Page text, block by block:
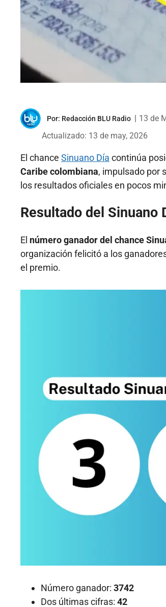
Por: Redacción BLU Radio
13 de
Actualizado: 13 de may, 2026
El chance Sinuano Día continúa
Caribe colombiana, impulsado por
los resultados oficiales en pocos
Resultado del Sinuano
El número ganador del chance
organización felicitó a los
el premio.
Número ganador: 3742
Dos últimas cifras: 42